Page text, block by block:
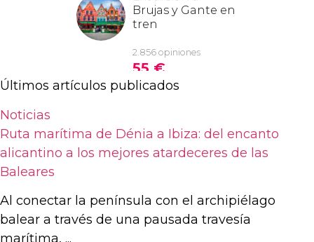
Últimos artículos publicados
Noticias
Ruta marítima de Dénia a Ibiza: del encanto
alicantino a los mejores atardeceres de las
Baleares
Al conectar la península con el archipiélago
balear a través de una pausada travesía
marítima, ...